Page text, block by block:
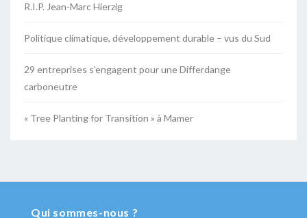
R.I.P. Jean-Marc Hierzig
Politique climatique, développement durable – vus du Sud
29 entreprises s’engagent pour une Differdange
carboneutre
« Tree Planting for Transition » à Mamer
Qui sommes-nous ?